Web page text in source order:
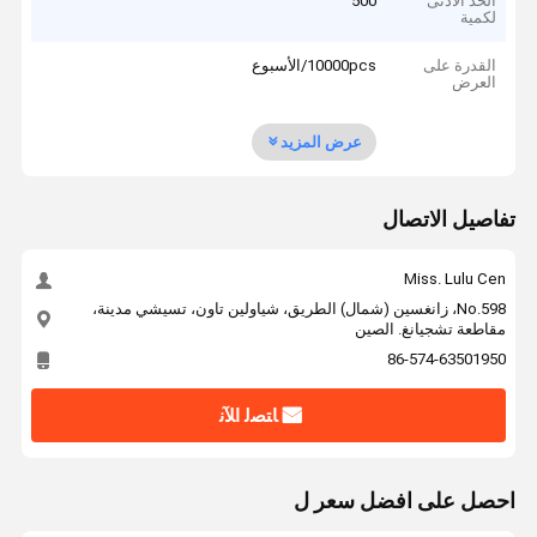
لكمية
القدرة على
العرض
10000pcs/الأسبوع
عرض المزيد
تفاصيل الاتصال
Miss. Lulu Cen
No.598، زانغسين (شمال) الطريق، شياولين تاون، تسيشي مدينة،
مقاطعة تشجيانغ. الصين
86-574-63501950
ﺎﺘﺼﻟ ﺍﻶﻧ
احصل على افضل سعر ل